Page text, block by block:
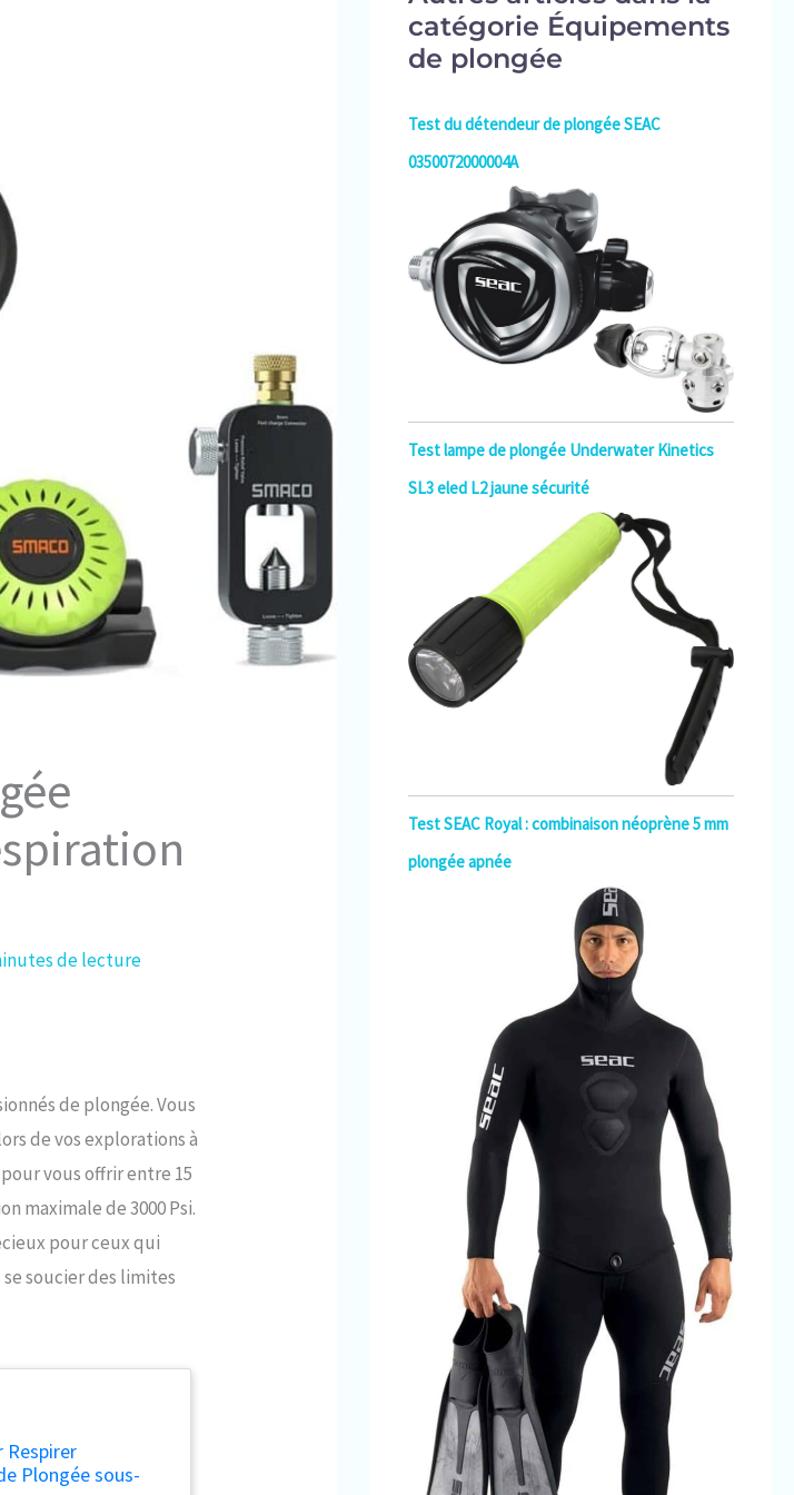
de lecture
de plongée. Vous
de vos explorations à
vous offrir entre 15
maximale de 3000 Psi.
pour ceux qui
soucier des limites
Respirer
Plongée sous-
catégorie Équipements
de plongée
Test du détendeur de plongée SEAC
0350072000004A
Test lampe de plongée Underwater Kinetics
SL3 eled L2 jaune sécurité
Test SEAC Royal : combinaison néoprène 5 mm
plongée apnée